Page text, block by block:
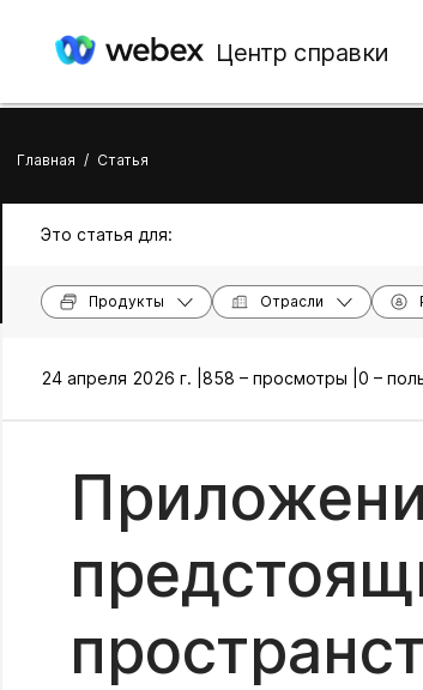
Центр справки
Главная / Статья
Это статья для:
Продукты Отрасли
24 апреля 2026 г. | 858 – просмотры | 0 –